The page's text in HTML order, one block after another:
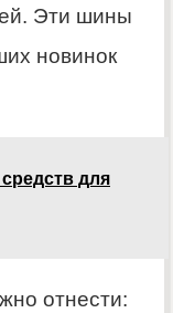
Эти шины
новинок
для
отнести: